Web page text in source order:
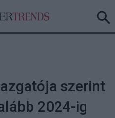
szerint
2024-ig